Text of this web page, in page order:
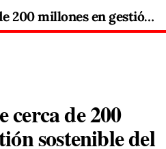
Madrid invierte cerca de 200 millones en gestión sostenible del agua desde 2019
de 200
sostenible del